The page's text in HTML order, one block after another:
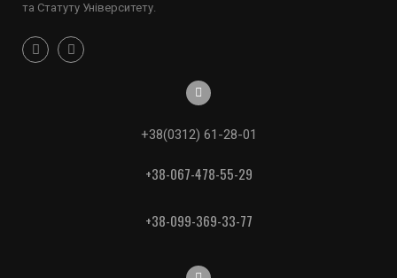
та Статуту Університету.
+38(0312) 61-28-01
+38-067-478-55-29
+38-099-369-33-77